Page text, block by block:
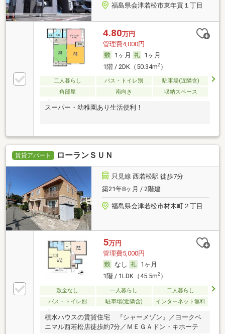
福島県会津若松市東年貢１丁目
4.80万円
管理費4,000円
1ヶ月
1ヶ月
1階 / 2DK（50.34m2）
二人暮らし バス・トイレ別
駐車場(近隣含)
角部屋
南向き 収納スペース
スーパー・幼稚園あり生活便利！
賃貸アパート ローランＳＵＮ
只見線 西若松駅 徒歩7分
築21年8ヶ月 / 2階建
福島県会津若松市材木町２丁目
5万円
管理費5,000円
なし
1ヶ月
1階 / 1LDK（45.5m2）
敷金なし 一人暮らし
二人暮らし
バス・トイレ別
駐車場(近隣含) インターネット無料
積水ハウスの賃貸住宅 『シャーメゾン』／ヨークベ
ニマル西若松店徒歩約7分／ＭＥＧＡドン・キホーテ